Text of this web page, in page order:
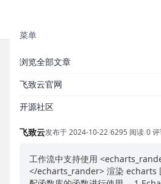
菜单
浏览全部文章
飞致云官网
开源社区
MaxKB 生成
#Echart#图表
飞致云发布于 2024-10-22/6295 阅读/0
工作流中支持使用
</echarts_rander> 渲染 echarts